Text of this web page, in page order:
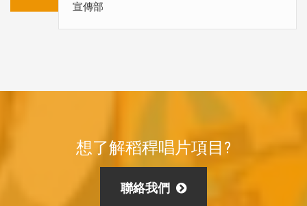
宣傳部
想了解稻稈唱片項目?
聯絡我們